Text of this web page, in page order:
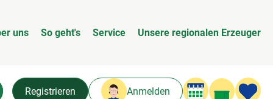
uns So geht's Service Unsere regionalen Erzeuger
Registrieren Anmelden